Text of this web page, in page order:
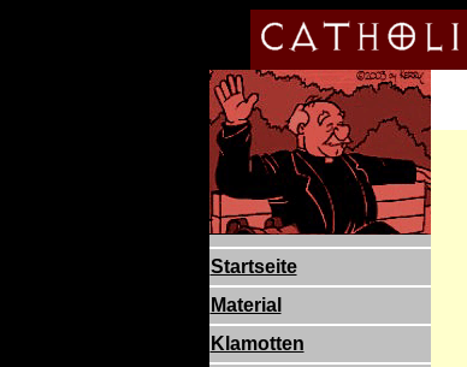
Startseite
Material
Klamotten